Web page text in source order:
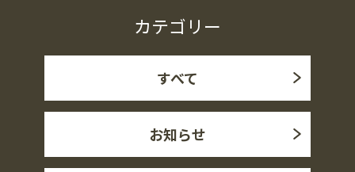
カテゴリー
すべて
お知らせ